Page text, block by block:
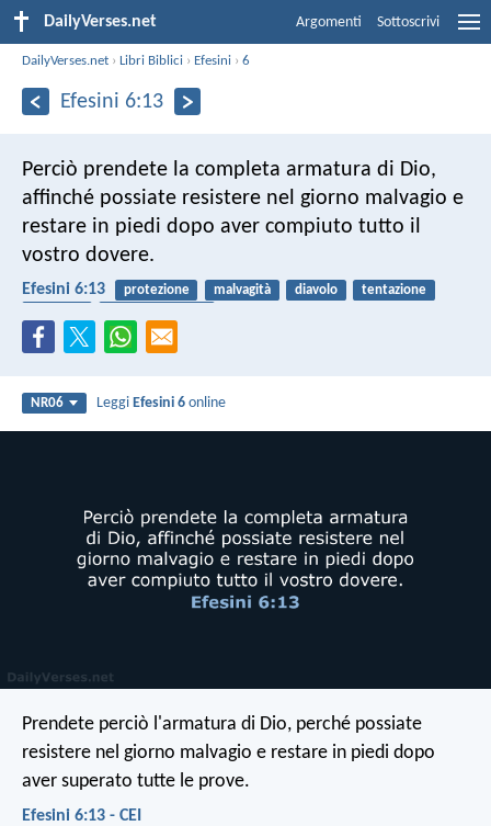
DailyVerses.net Argomenti Sottoscrivi
DailyVerses.net ›Libri Biblici › Efesini ›6
Efesini 6:13
Perciò prendete la completa armatura di Dio,
affinché possiate resistere nel giorno malvagio e
restare in piedi dopo aver compiuto tutto il
vostro dovere.
Efesini 6:13 protezione malvagità diavolo
tentazione
NR06 LeggiEfesini 6 online
Prendete perciò l'armatura di Dio, perché possiate
resistere nel giorno malvagio e restare in piedi dopo
aver superato tutte le prove.
Efesini 6:13 - CEI